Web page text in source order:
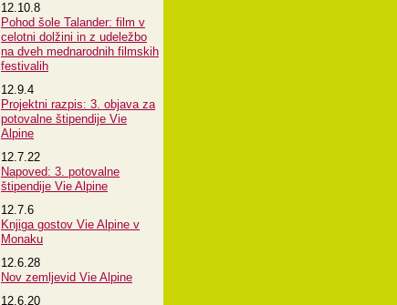
12.10.8
Pohod šole Talander: film v
celotni dolžini in z udeležbo
na dveh mednarodnih filmskih
festivalih
12.9.4
Projektni razpis: 3. objava za
potovalne štipendije Vie
Alpine
12.7.22
Napoved: 3. potovalne
štipendije Vie Alpine
12.7.6
Knjiga gostov Vie Alpine v
Monaku
12.6.28
Nov zemljevid Vie Alpine
12.6.20